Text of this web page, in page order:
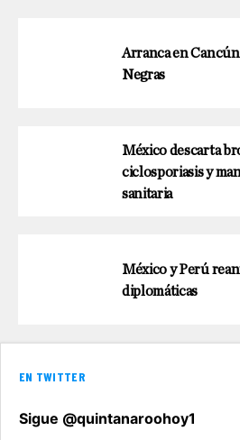
Arranca en
Negras
México descarta
ciclosporiasis y
sanitaria
México y Perú
diplomáticas
EN TWITTER
Sigue @quintanaroohoy1